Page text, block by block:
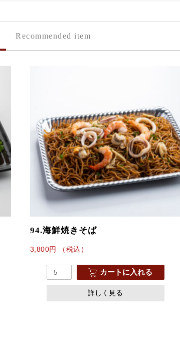
タ
無)
個
Recommended item
94.海鮮焼きそば
3,800円 （税込）
カートに入れる
詳しく見る